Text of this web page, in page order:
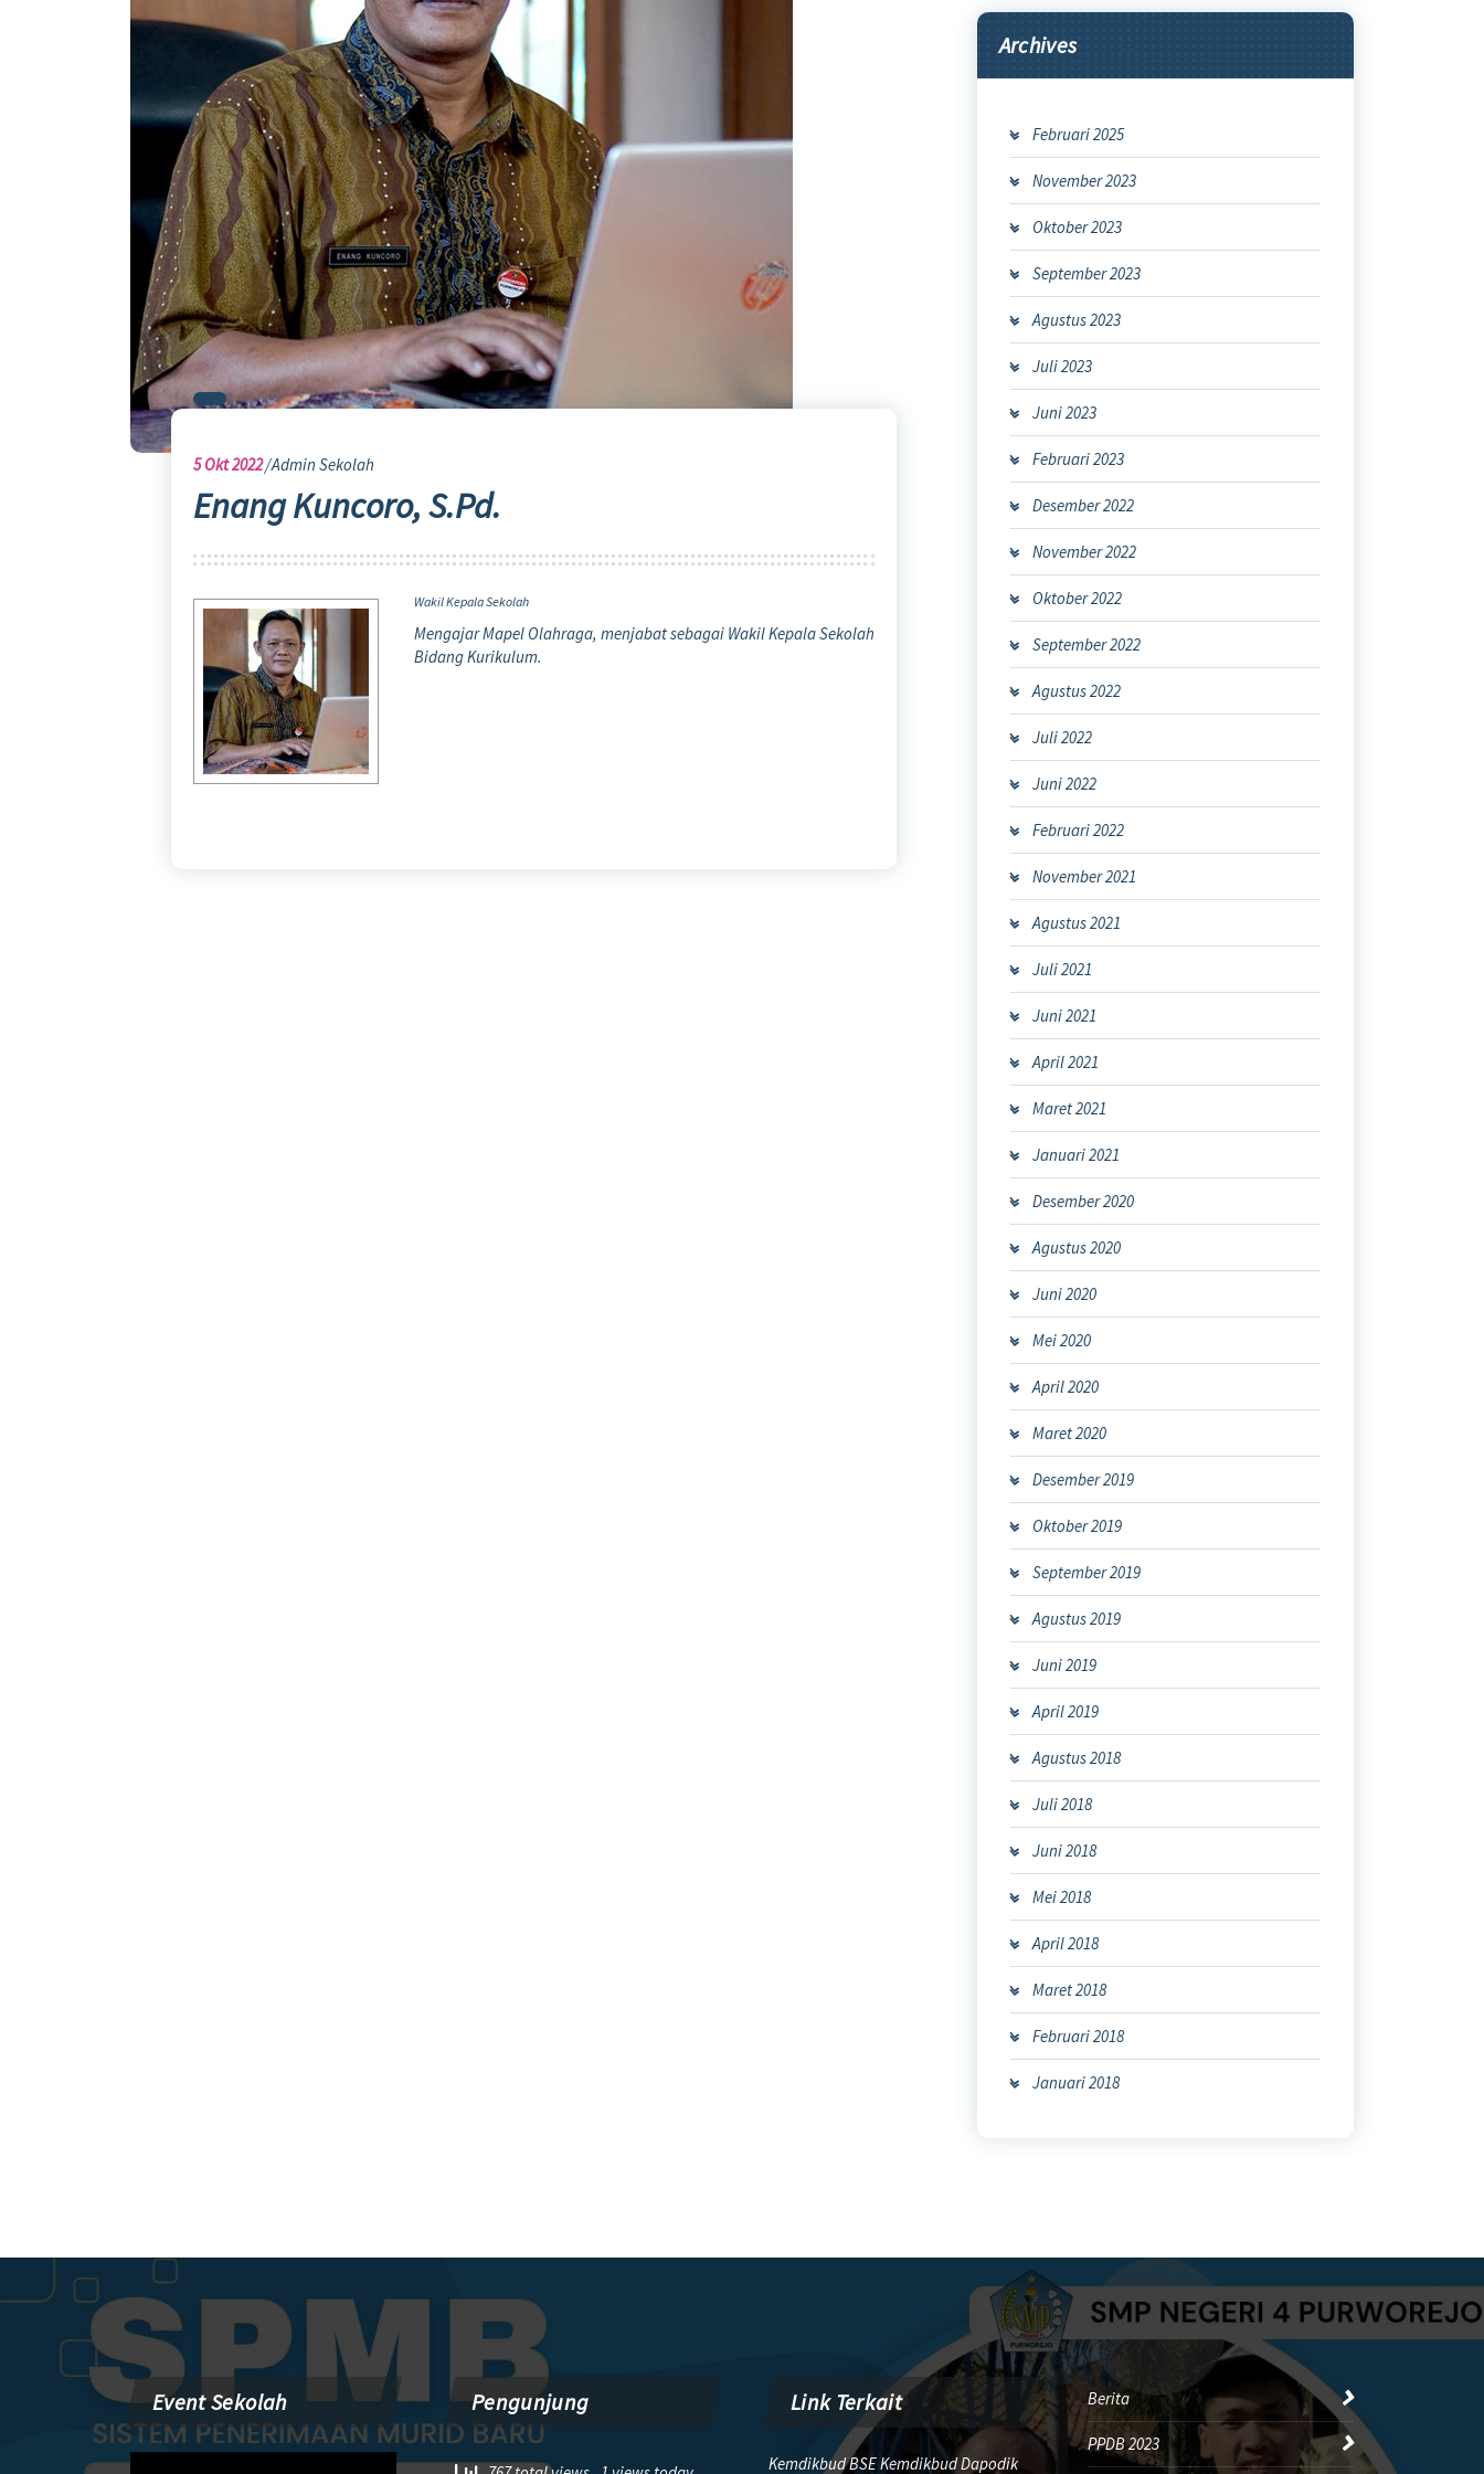
5Okt 2022 Admin Sekolah
Enang Kuncoro, S.Pd.
Wakil Kepala Sekolah
Mengajar Mapel Olahraga, menjabat sebagai Wakil Kepala Sekolah
Bidang Kurikulum.
Archives
Februari 2025
November 2023
Oktober 2023
September 2023
Agustus 2023
Juli 2023
Juni 2023
Februari 2023
Desember 2022
November 2022
Oktober 2022
September 2022
Agustus 2022
Juli 2022
Juni 2022
Februari 2022
November 2021
Agustus 2021
Juli 2021
Juni 2021
April 2021
Maret 2021
Januari 2021
Desember 2020
Agustus 2020
Juni 2020
Mei 2020
April 2020
Maret 2020
Desember 2019
Oktober 2019
September 2019
Agustus 2019
Juni 2019
April 2019
Agustus 2018
Juli 2018
Juni 2018
Mei 2018
April 2018
Maret 2018
Februari 2018
Januari 2018
Event Sekolah
Pemutar
Pengunjung Link Terkait
Kemdikbud BSE Kemdikbud Dapodik
Berita
PPDB 2023